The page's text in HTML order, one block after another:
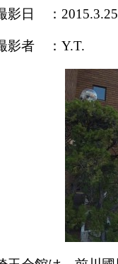
影日 ：2015.3.25
影者 ：Y.T.